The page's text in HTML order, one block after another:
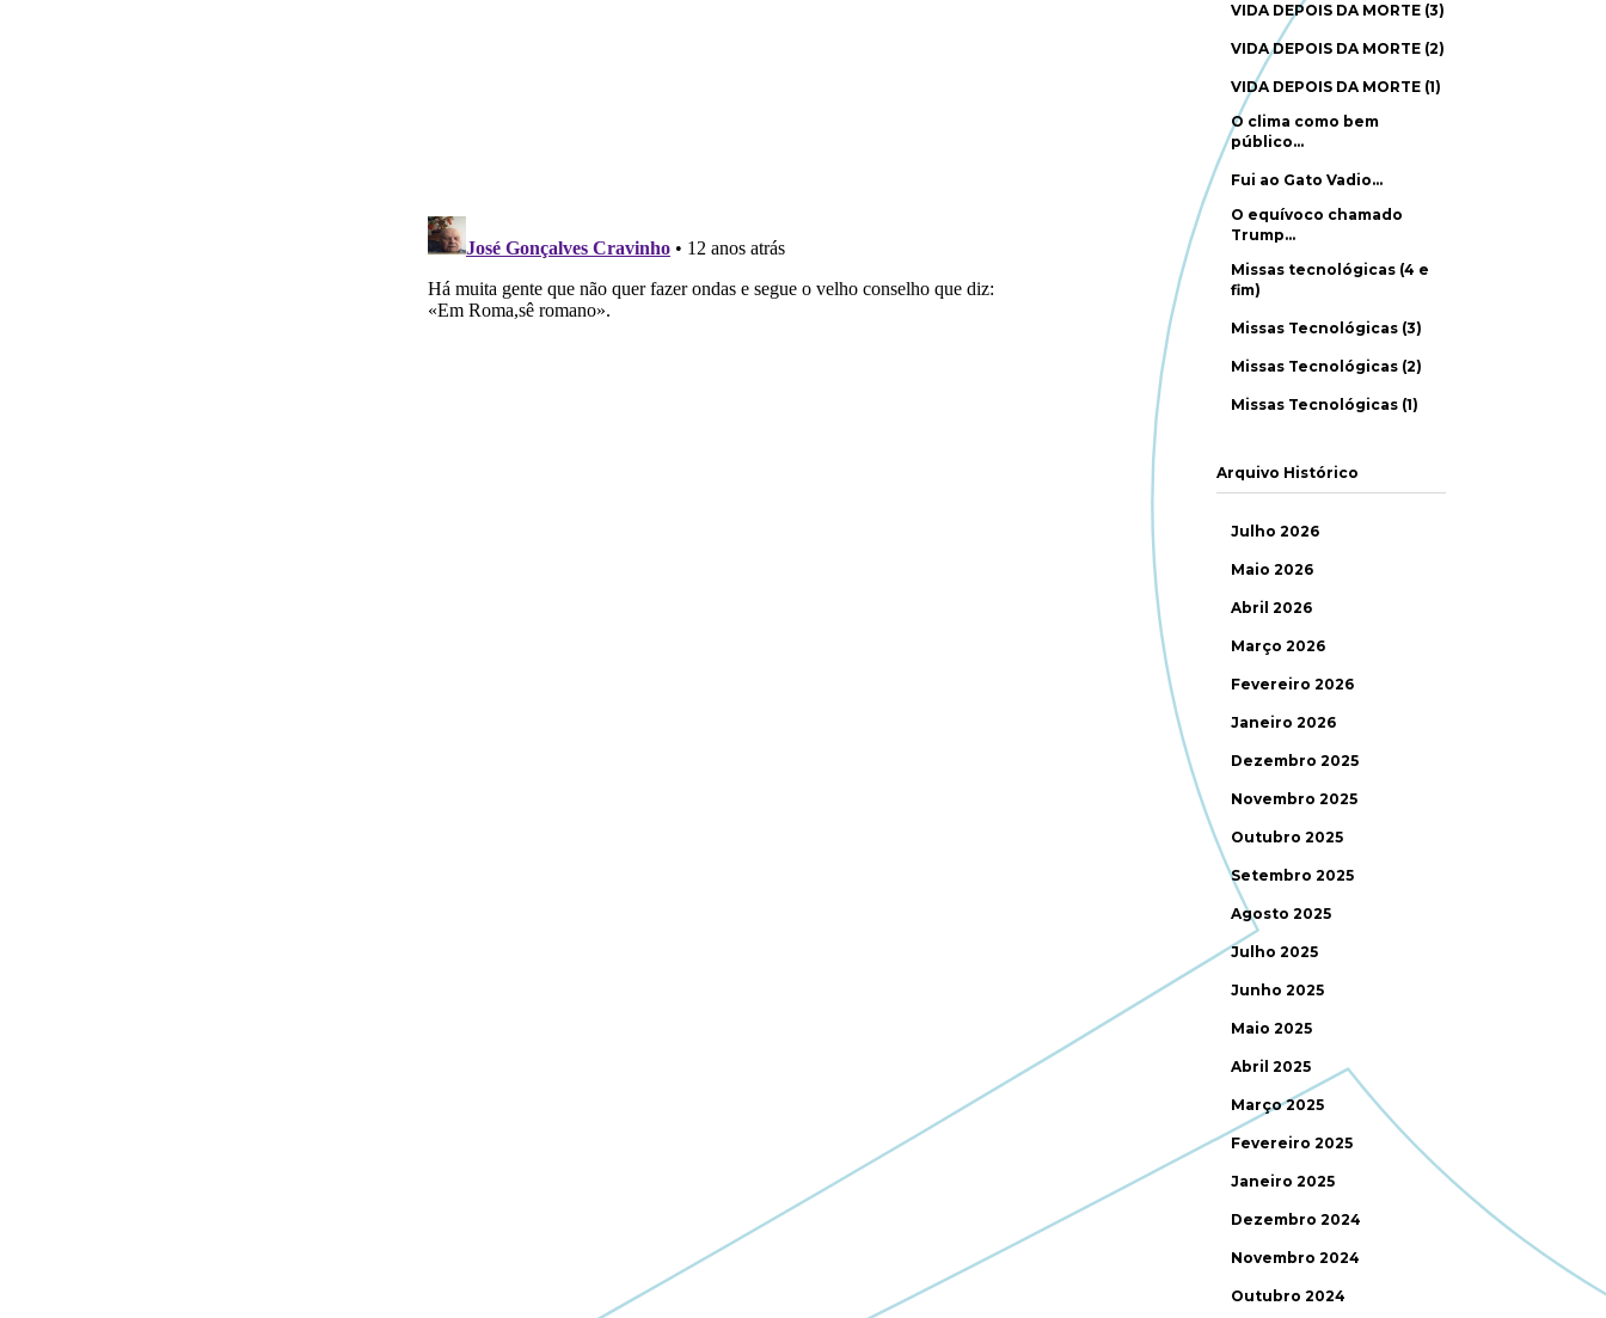
VIDA DEPOIS DA MORTE (3)
VIDA DEPOIS DA MORTE (2)
VIDA DEPOIS DA MORTE (1)
O clima como bem
público…
Fui ao Gato Vadio…
O equívoco chamado
Trump…
Missas tecnológicas (4 e
fim)
Missas Tecnológicas (3)
Missas Tecnológicas (2)
Missas Tecnológicas (1)
Arquivo Histórico
Julho 2026
Maio 2026
Abril 2026
Março 2026
Fevereiro 2026
Janeiro 2026
Dezembro 2025
Novembro 2025
Outubro 2025
Setembro 2025
Agosto 2025
Julho 2025
Junho 2025
Maio 2025
Abril 2025
Março 2025
Fevereiro 2025
Janeiro 2025
Dezembro 2024
Novembro 2024
Outubro 2024